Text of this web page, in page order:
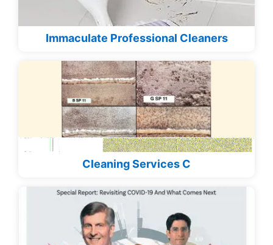
Immaculate Professional Cleaners
Cleaning Services C